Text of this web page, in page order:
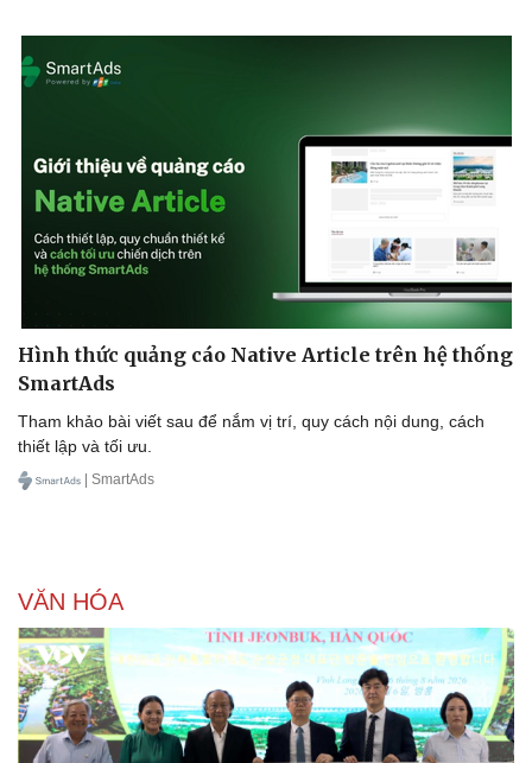
Doanh nghiệp Công nghệ
Hình thức quảng cáo Native Article trên hệ thống
SmartAds
Tham khảo bài viết sau để nắm vị trí, quy cách nội dung, cách
thiết lập và tối ưu.
| SmartAds
VĂN HÓA